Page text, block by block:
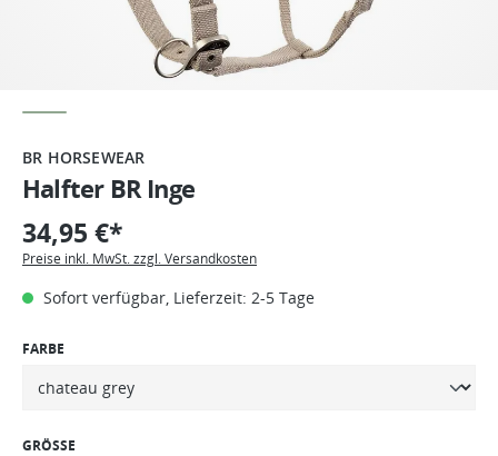
BR HORSEWEAR
Halfter BR Inge
34,95 €*
Preise inkl. MwSt. zzgl. Versandkosten
Sofort verfügbar, Lieferzeit: 2-5 Tage
FARBE
GRÖSSE